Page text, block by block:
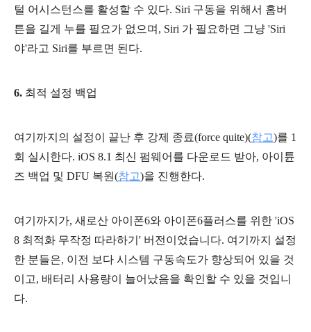
털 어시스턴스를 활성할 수 있다. Siri 구동을 위해서 홈버
튼을 길게 누를 필요가 없으며, Siri 가 필요하면 그냥 'Siri
야'라고 Siri를 부르면 된다.
6. 최적 설정 백업
여기까지의 설정이 끝난 후 강제 종료(force quite)(참고)를 1
회 실시한다. iOS 8.1 최신 펌웨어를 다운로드 받아, 아이튠
즈 백업 및 DFU 복원(참고)을 진행한다.
여기까지가, 새로산 아이폰6와 아이폰6플러스를 위한 'iOS
8 최적화 무작정 따라하기' 버전이었습니다. 여기까지 설정
한 분들은, 이전 보다 시스템 구동속도가 향상되어 있을 것
이고, 배터리 사용량이 늘어났음을 확인할 수 있을 것입니
다.